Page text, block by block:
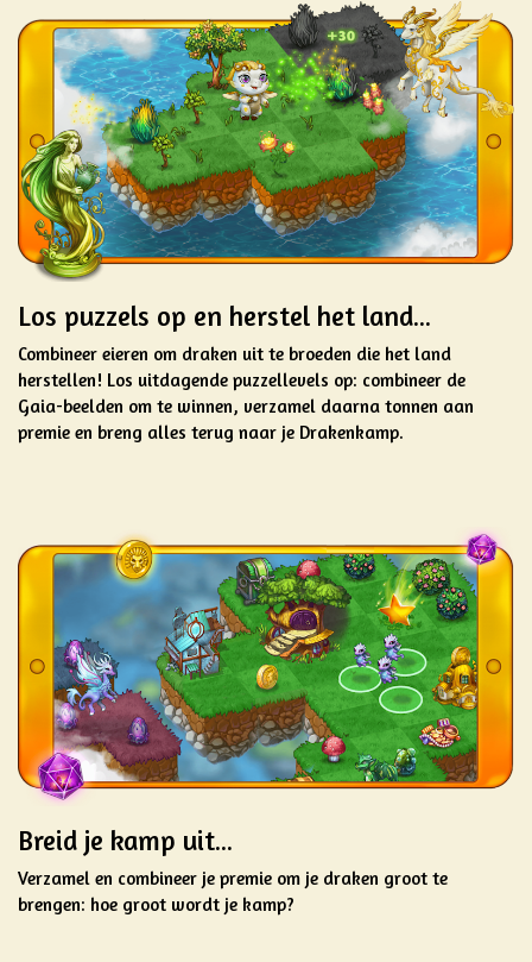
Los puzzels op en herstel het land...
Combineer eieren om draken uit te broeden die het land
herstellen! Los uitdagende puzzellevels op: combineer de
Gaia-beelden om te winnen, verzamel daarna tonnen aan
premie en breng alles terug naar je Drakenkamp.
Breid je kamp uit...
Verzamel en combineer je premie om je draken groot te
brengen: hoe groot wordt je kamp?